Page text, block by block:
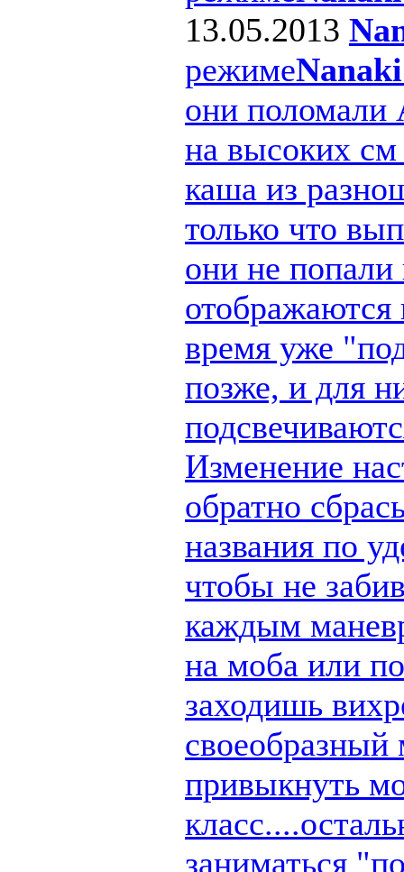
13.05.2013
режиме
они поломали
на высоких
каша из
только что
они не попали
время уже
позже, и для
Изменение
обратно
названия по
чтобы не
каждым
на моба или
заходишь
своеобразный
привыкнуть
заниматься